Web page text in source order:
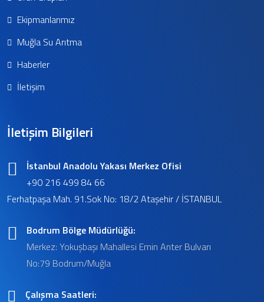
Ekipmanlarımız
Muğla Su Arıtma
Haberler
İletişim
İletişim Bilgileri
İstanbul Anadolu Yakası Merkez Ofisi
+90 216 499 84 66
Ferhatpaşa Mah. 91.Sok No: 18/2 Ataşehir / İSTANBUL
Bodrum Bölge Müdürlüğü:
Merkez: Yokuşbaşı Mahallesi Emin Anter Bulvarı
No:79 Bodrum/Muğla
Çalışma Saatleri: